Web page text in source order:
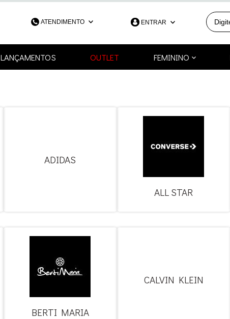
ATENDIMENTO
(48) 3052-4390
48991253418
ENTRAR
LANÇAMENTOS OUTLET FEMININO
ADIDAS
ALL STAR
BERTI MARIA
CALVIN KLEIN